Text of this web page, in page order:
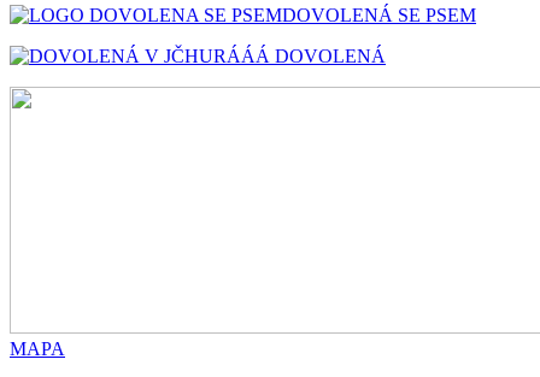
DOVOLENÁ SE PSEM
HURÁÁÁ DOVOLENÁ
MAPA